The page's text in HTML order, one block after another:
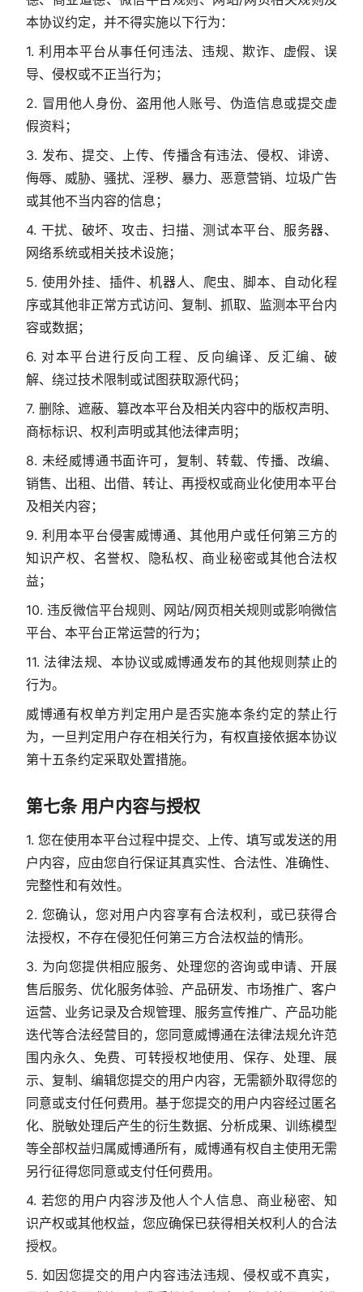
本协议约定，并不得实施以下行为：
1. 利用本平台从事任何违法、违规、欺诈、虚假、误
导、侵权或不正当行为；
2. 冒用他人身份、盗用他人账号、伪造信息或提交虚
假资料；
3. 发布、提交、上传、传播含有违法、侵权、诽谤、
侮辱、威胁、骚扰、淫秽、暴力、恶意营销、垃圾广告
或其他不当内容的信息；
4. 干扰、破坏、攻击、扫描、测试本平台、服务器、
网络系统或相关技术设施；
5. 使用外挂、插件、机器人、爬虫、脚本、自动化程
序或其他非正常方式访问、复制、抓取、监测本平台内
容或数据；
6. 对本平台进行反向工程、反向编译、反汇编、破
解、绕过技术限制或试图获取源代码；
7. 删除、遮蔽、篡改本平台及相关内容中的版权声明、
商标标识、权利声明或其他法律声明；
8. 未经威博通书面许可，复制、转载、传播、改编、
销售、出租、出借、转让、再授权或商业化使用本平台
及相关内容；
9. 利用本平台侵害威博通、其他用户或任何第三方的
知识产权、名誉权、隐私权、商业秘密或其他合法权
益；
10. 违反微信平台规则、网站/网页相关规则或影响微信
平台、本平台正常运营的行为；
11. 法律法规、本协议或威博通发布的其他规则禁止的
行为。
威博通有权单方判定用户是否实施本条约定的禁止行
为，一旦判定用户存在相关行为，有权直接依据本协议
第十五条约定采取处置措施。
第七条 用户内容与授权
1. 您在使用本平台过程中提交、上传、填写或发送的用
户内容，应由您自行保证其真实性、合法性、准确性、
完整性和有效性。
2. 您确认，您对用户内容享有合法权利，或已获得合
法授权，不存在侵犯任何第三方合法权益的情形。
3. 为向您提供相应服务、处理您的咨询或申请、开展
售后服务、优化服务体验、产品研发、市场推广、客户
运营、业务记录及合规管理、服务宣传推广、产品功能
迭代等合法经营目的，您同意威博通在法律法规允许范
围内永久、免费、可转授权地使用、保存、处理、展
示、复制、编辑您提交的用户内容，无需额外取得您的
同意或支付任何费用。基于您提交的用户内容经过匿名
化、脱敏处理后产生的衍生数据、分析成果、训练模型
等全部权益归属威博通所有，威博通有权自主使用无需
另行征得您同意或支付任何费用。
4. 若您的用户内容涉及他人个人信息、商业秘密、知
识产权或其他权益，您应确保已获得相关权利人的合法
授权。
5. 如因您提交的用户内容违法违规、侵权或不真实，